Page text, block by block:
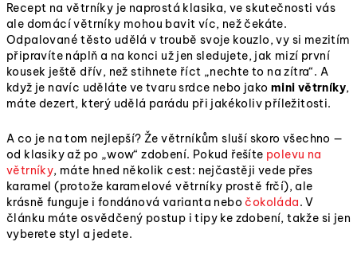
Recept na větrníky je naprostá klasika, ve skutečnosti vás
ale domácí větrníky mohou bavit víc, než čekáte.
Odpalované těsto udělá v troubě svoje kouzlo, vy si mezitím
připravíte náplň a na konci už jen sledujete, jak mizí první
kousek ještě dřív, než stihnete říct „nechte to na zítra“. A
když je navíc uděláte ve tvaru srdce nebo jako mini větrníky,
máte dezert, který udělá parádu při jakékoliv příležitosti.
A co je na tom nejlepší? Že větrníkům sluší skoro všechno —
od klasiky až po „wow“ zdobení. Pokud řešíte polevu na
větrníky, máte hned několik cest: nejčastěji vede přes
karamel (protože karamelové větrníky prostě frčí), ale
krásně funguje i fondánová varianta nebo čokoláda. V
článku máte osvědčený postup i tipy ke zdobení, takže si jen
vyberete styl a jedete.